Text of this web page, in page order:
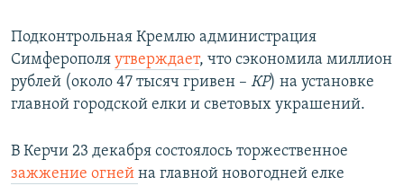
Подконтрольная Кремлю администрация
Симферополя утверждает, что сэкономила миллион
рублей (около 47 тысяч гривен – ​ КР) на установке
главной городской елки и световых украшений.
В Керчи 23 декабря состоялось торжественное
зажжение огней на главной новогодней елке